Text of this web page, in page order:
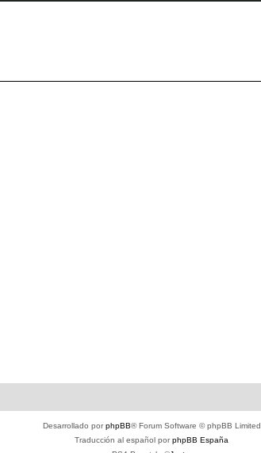
Desarrollado porphpBB® Forum Software © phpBB Limited
Traducción al español porphpBB España